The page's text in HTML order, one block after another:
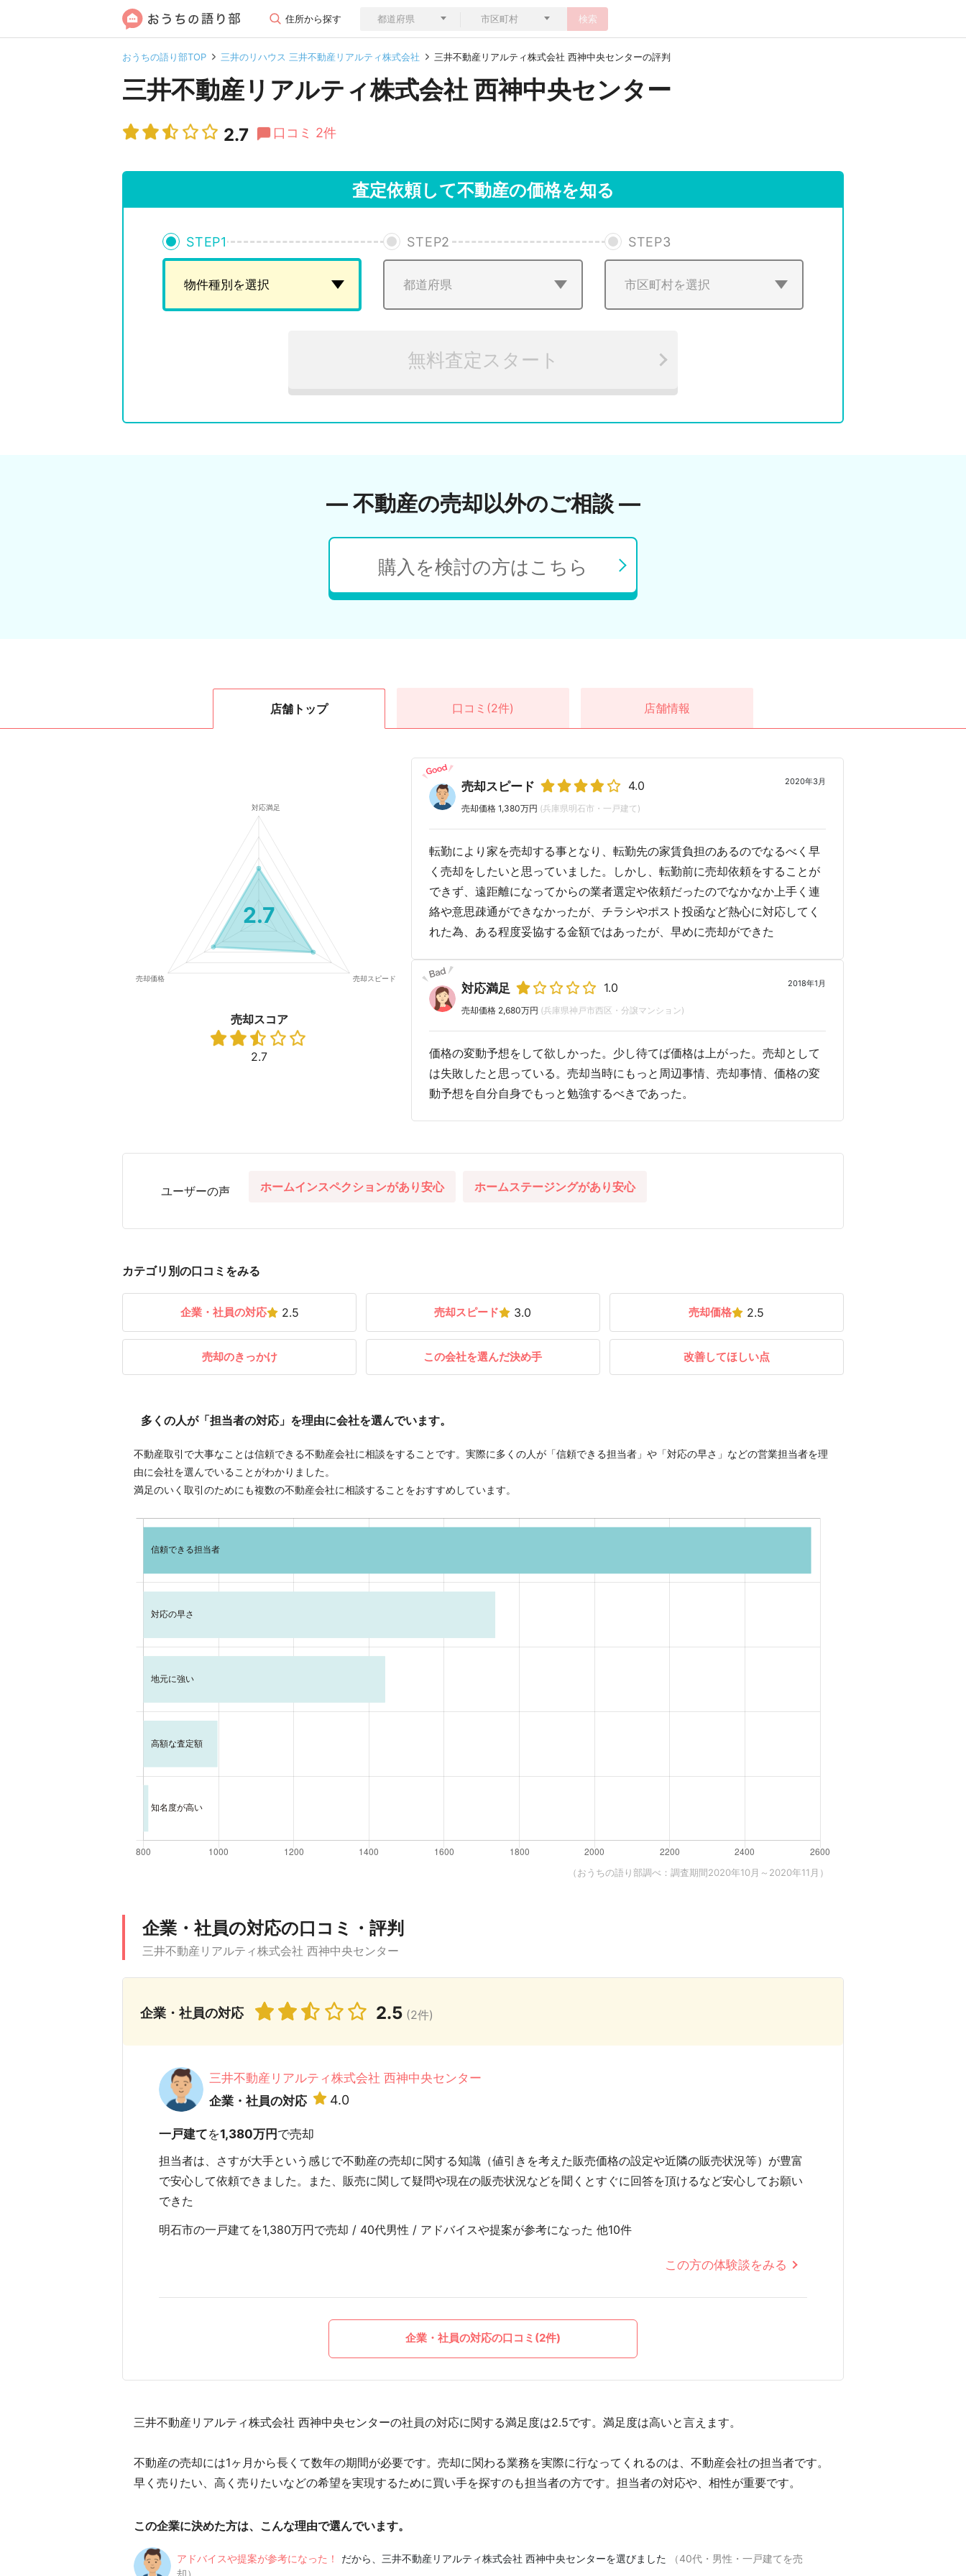
住所から探す 検索
おうちの語り部TOP 三井のリハウス 三井不動産リアルティ株式会社 三井不動産リアルティ株式会社 西神中央センターの評判
三井不動産リアルティ株式会社 西神中央センター
2.7 口コミ 2件
査定依頼して不動産の価格を知る
STEP1 STEP2 STEP3
無料査定スタート
― 不動産の売却以外のご相談 ―
購入を検討の方はこちら
店舗 トップ 口コミ (2件) 店舗情報
2.7
売却スコア
2.7
2020年3月
売却スピード 4.0
売却価格 1,380万円 (兵庫県明石市・一戸建て)
転勤により家を売却する事となり、転勤先の家賃負担のあるのでなるべく早
く売却をしたいと思っていました。しかし、転勤前に売却依頼をすることが
できず、遠距離になってからの業者選定や依頼だったのでなかなか上手く連
絡や意思疎通ができなかったが、チラシやポスト投函など熱心に対応してく
れた為、ある程度妥協する金額ではあったが、早めに売却ができた
2018年1月
対応満足 1.0
売却価格 2,680万円 (兵庫県神戸市西区・分譲マンション)
価格の変動予想をして欲しかった。少し待てば価格は上がった。売却として
は失敗したと思っている。売却当時にもっと周辺事情、売却事情、価格の変
動予想を自分自身でもっと勉強するべきであった。
ユーザーの声 ホームインスペクションがあり安心 ホームステージングがあり安心
カテゴリ別の口コミをみる
企業・社員の対応 2.5 売却スピード 3.0 売却価格 2.5
売却のきっかけ この会社を選んだ決め手 改善してほしい点
多くの人が「担当者の対応」を理由に会社を選んでいます。
不動産取引で大事なことは信頼できる不動産会社に相談をすることです。実際に多くの人が「信頼できる担当者」や「対応の早さ」などの営業担当者を理
由に会社を選んでいることがわかりました。
満足のいく取引のためにも複数の不動産会社に相談することをおすすめしています。
（おうちの語り部調べ：調査期間2020年10月～2020年11月）
企業・社員の対応の口コミ・評判
三井不動産リアルティ株式会社 西神中央センター
企業・社員の対応 2.5 (2件)
三井不動産リアルティ株式会社 西神中央センター
企業・社員の対応
4.0
一戸建てを1,380万円 で売却
担当者は、さすが大手という感じで不動産の売却に関する知識（値引きを考えた販売価格の設定や近隣の販売状況等）が豊富
で安心して依頼できました。また、販売に関して疑問や現在の販売状況などを聞くとすぐに回答を頂けるなど安心してお願い
できた
明石市の一戸建てを1,380万円で売却 / 40代男性 / アドバイスや提案が参考になった 他10件
この方の体験談をみる
企業・社員の対応の口コミ(2件)
三井不動産リアルティ株式会社 西神中央センターの社員の対応に関する満足度は2.5です。満足度は高いと言えます。
不動産の売却には1ヶ月から長くて数年の期間が必要です。売却に関わる業務を実際に行なってくれるのは、不動産会社の担当者です。
早く売りたい、高く売りたいなどの希望を実現するために買い手を探すのも担当者の方です。担当者の対応や、相性が重要です。
この企業に決めた方は、こんな理由で選んでいます。
アドバイスや提案が参考になった！ だから、三井不動産リアルティ株式会社 西神中央センターを選びました
（40代・男性・一戸建てを売